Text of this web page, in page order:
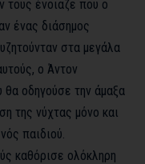
τους ένοιαζε που ο
ένας διάσημος
στα μεγάλα
ο Άντον
θα οδηγούσε την άμαξα
της νύχτας μόνο και
παιδιού.
καθόρισε ολόκληρη